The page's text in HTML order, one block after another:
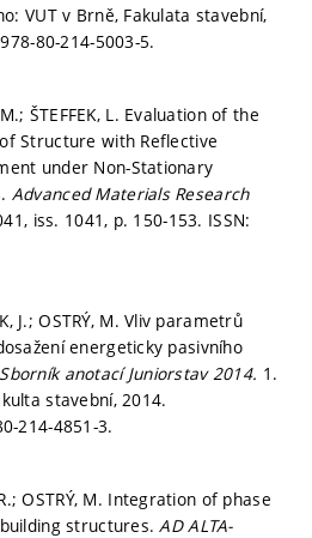
VUT v Brně, Fakulata stavební,
80-214-5003-5.
M.; ŠTEFFEK, L. Evaluation of the
Structure with Reflective
under Non-Stationary
Advanced Materials Research
iss. 1041, p. 150-153. ISSN:
J.; OSTRÝ, M. Vliv parametrů
energeticky pasivního
Sborník anotací Juniorstav 2014. 1.
stavební, 2014.
214-4851-3.
OSTRÝ, M. Integration of phase
structures.AD ALTA-